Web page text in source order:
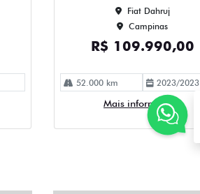
Fiat Dahruj
Campinas
R$ 109.990,00
52.000 km 2023/2023
Mais informações